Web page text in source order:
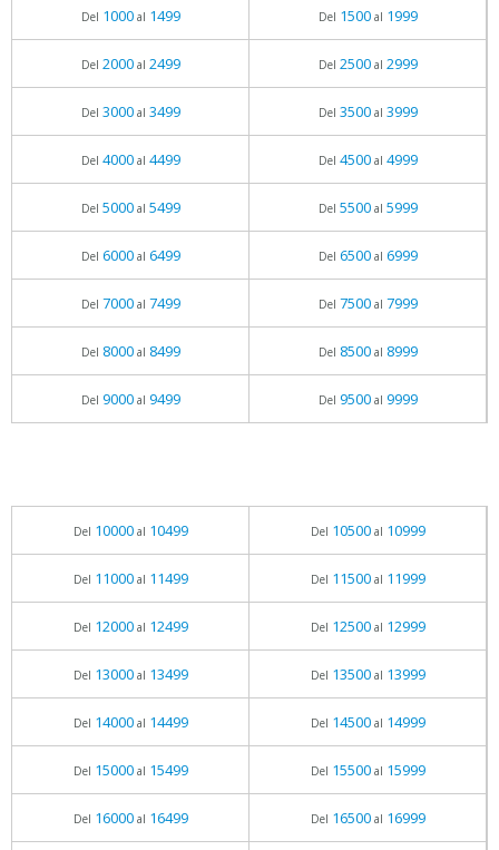
Del 1000al 1499 Del 1500al 1999
Del 2000al 2499 Del 2500al 2999
Del 3000al 3499 Del 3500al 3999
Del 4000al 4499 Del 4500al 4999
Del 5000al 5499 Del 5500al 5999
Del 6000al 6499 Del 6500al 6999
Del 7000al 7499 Del 7500al 7999
Del 8000al 8499 Del 8500al 8999
Del 9000al 9499 Del 9500al 9999
Del 10000al 10499 Del 10500al 10999
Del 11000al 11499 Del 11500al 11999
Del 12000al 12499 Del 12500al 12999
Del 13000al 13499 Del 13500al 13999
Del 14000al 14499 Del 14500al 14999
Del 15000al 15499 Del 15500al 15999
Del 16000al 16499 Del 16500al 16999